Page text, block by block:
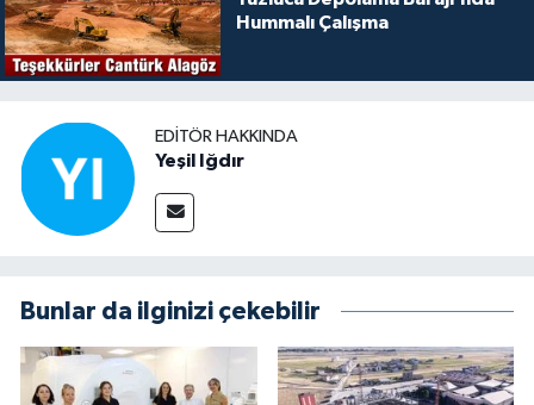
Hummalı Çalışma
EDITÖR HAKKINDA
Yeşil Iğdır
Bunlar da ilginizi çekebilir